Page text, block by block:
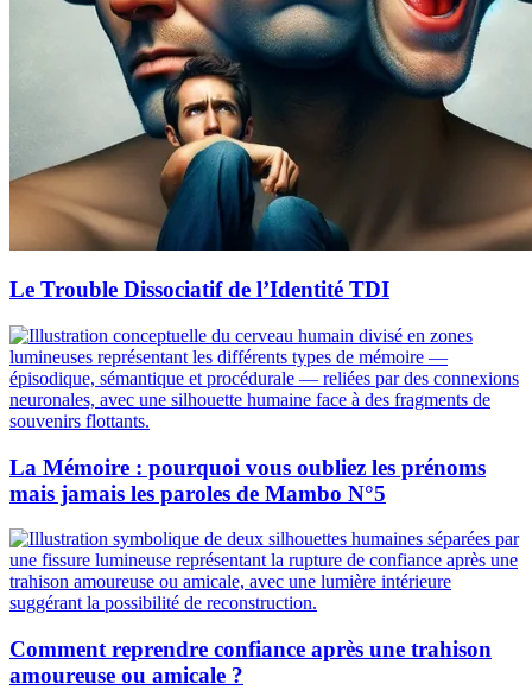
Le Trouble Dissociatif de l’Identité TDI
La Mémoire : pourquoi vous oubliez les prénoms
mais jamais les paroles de Mambo N°5
Comment reprendre confiance après une trahison
amoureuse ou amicale ?